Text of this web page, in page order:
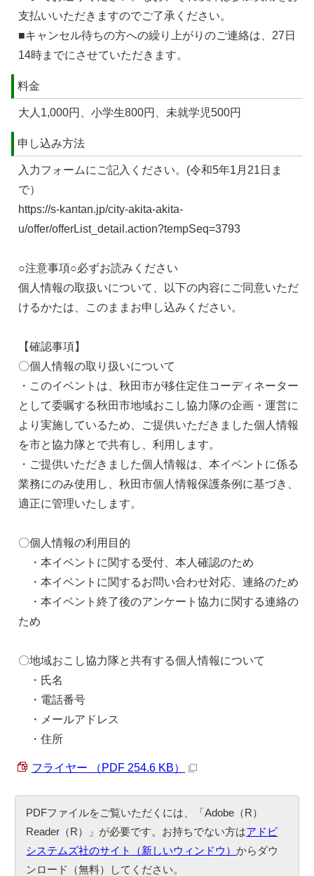
支払いいただきますのでご了承ください。
■キャンセル待ちの方への繰り上がりのご連絡は、27日
14時までにさせていただきます。
料金
大人1,000円、小学生800円、未就学児500円
申し込み方法
入力フォームにご記入ください。(令和5年1月21日ま
で）
https://s-kantan.jp/city-akita-akita-
u/offer/offerList_detail.action?tempSeq=3793
○注意事項○必ずお読みください
個人情報の取扱いについて、以下の内容にご同意いただ
けるかたは、このままお申し込みください。
【確認事項】
〇個人情報の取り扱いについて
・このイベントは、秋田市が移住定住コーディネーター
として委嘱する秋田市地域おこし協力隊の企画・運営に
より実施しているため、ご提供いただきました個人情報
を市と協力隊とで共有し、利用します。
・ご提供いただきました個人情報は、本イベントに係る
業務にのみ使用し、秋田市個人情報保護条例に基づき、
適正に管理いたします。
〇個人情報の利用目的
・本イベントに関する受付、本人確認のため
・本イベントに関するお問い合わせ対応、連絡のため
・本イベント終了後のアンケート協力に関する連絡の
ため
〇地域おこし協力隊と共有する個人情報について
・氏名
・電話番号
・メールアドレス
・住所
フライヤー （PDF 254.6 KB）
PDFファイルをご覧いただくには、「Adobe（R）
Reader（R）」が必要です。お持ちでない方はアドビ
システムズ社のサイト（新しいウィンドウ）からダウ
ンロード（無料）してください。